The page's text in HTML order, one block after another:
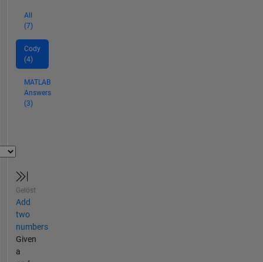
All
(7)
Cody
(4)
MATLAB
Answers
(3)
Gelöst
Add
two
numbers
Given
a